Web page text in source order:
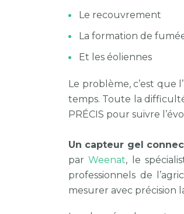
Le recouvrement
La formation de
Et les éoliennes
Le problème, c’est que
temps. Toute la
PRÉCIS pour suivre
Un capteur gel
parWeenat, le
professionnels de
mesurer avec précision